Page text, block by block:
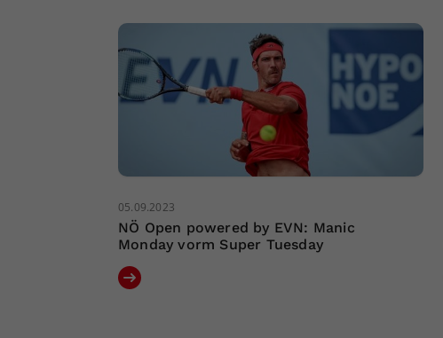
05.09.2023
NÖ Open powered by EVN: Manic
Monday vorm Super Tuesday